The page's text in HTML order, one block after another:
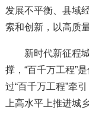
发展不平衡、县域
索和创新，以高质
新时代新征程城
撑，“百千万工程”
过“百千万工程”牵
上高水平上推进城